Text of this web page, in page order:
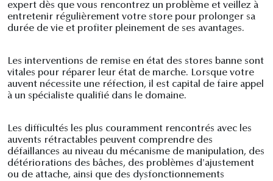
expert dès que vous rencontrez un problème et veillez à
entretenir régulièrement votre store pour prolonger sa
durée de vie et profiter pleinement de ses avantages.
Les interventions de remise en état des stores banne sont
vitales pour réparer leur état de marche. Lorsque votre
auvent nécessite une réfection, il est capital de faire appel
à un spécialiste qualifié dans le domaine.
Les difficultés les plus couramment rencontrés avec les
auvents rétractables peuvent comprendre des
défaillances au niveau du mécanisme de manipulation, des
détériorations des bâches, des problèmes d'ajustement
ou de attache, ainsi que des dysfonctionnements